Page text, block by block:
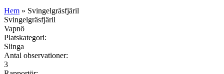
Hem » Svingelgräsfjäril
Svingelgräsfjäril
Vapnö
Platskategori:
Slinga
Antal observationer:
3